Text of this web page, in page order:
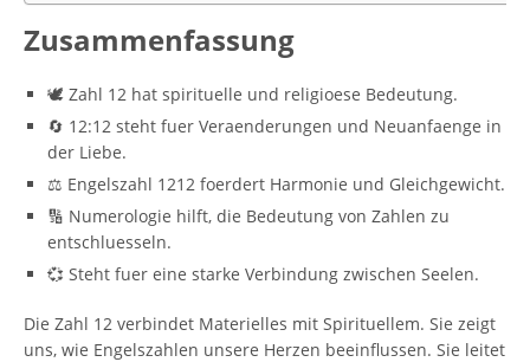
Zusammenfassung
🕊️ Zahl 12 hat spirituelle und religioese Bedeutung.
🔄 12:12 steht fuer Veraenderungen und Neuanfaenge in
der Liebe.
⚖️ Engelszahl 1212 foerdert Harmonie und Gleichgewicht.
🔢 Numerologie hilft, die Bedeutung von Zahlen zu
entschluesseln.
💞 Steht fuer eine starke Verbindung zwischen Seelen.
Die Zahl 12 verbindet Materielles mit Spirituellem. Sie zeigt
uns, wie Engelszahlen unsere Herzen beeinflussen. Sie leitet